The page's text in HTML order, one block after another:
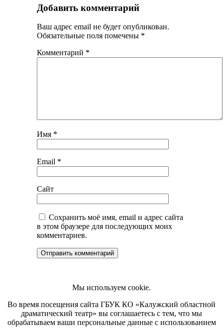
Добавить комментарий
Ваш адрес email не будет опубликован.
Обязательные поля помечены *
Комментарий *
Имя *
Email *
Сайт
Сохранить моё имя, email и адрес сайта
в этом браузере для последующих моих
комментариев.
Мы используем cookie.
Во время посещения сайта ГБУК КО «Калужский областной
драматический театр» вы соглашаетесь с тем, что мы
обрабатываем ваши персональные данные с использованием